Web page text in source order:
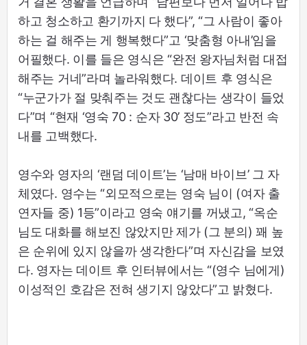
하고 청소하고 환기까지 다 했다”, “그 사람이 좋아
하는 걸 해주는 게 행복했다”고 ‘맞춤형 아내’임을
어필했다. 이를 들은 영식은 “완전 왕자님처럼 대접
해주는 거네”라며 놀라워했다. 데이트 후 영식은
“누군가가 절 맞춰주는 것도 괜찮다는 생각이 들었
다”며 “현재 ‘영숙 70 : 순자 30’ 정도”라고 반전 속
내를 고백했다.
영수와 영자의 ‘랜덤 데이트’는 ‘남매 바이브’ 그 자
체였다. 영수는 “외모적으로는 영숙 님이 (여자 출
연자들 중) 1등”이라고 영숙 얘기를 꺼냈고, “옥순
님도 대화를 해보진 않았지만 제가 (그 분의) 꽤 높
은 순위에 있지 않을까 생각한다”며 자신감을 보였
다. 영자는 데이트 후 인터뷰에서는 “(영수 님에게)
이성적인 호감은 전혀 생기지 않았다”고 밝혔다.